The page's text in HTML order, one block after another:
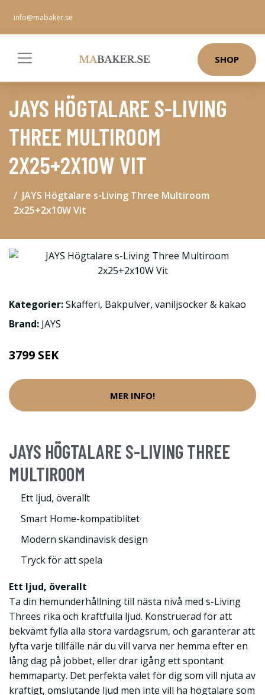
info@mabaker.se
SHOP
JAYS HÖGTALARE S-LIVING
THREE MULTIROOM
2X25+2X10W VIT
JAYS Högtalare s-Living Three Multiroom
2x25+2x10W Vit
Kategorier:Skafferi, Bakpulver, vaniljsocker & kakao
Brand: JAYS
3799 SEK
MER INFO!
JAYS HÖGTALARE S-LIVING THREE
MULTIROOM
Ett ljud, överallt
Smart Home-kompatiblitet
Modern skandinavisk design
Tryck för att spela
Ett ljud, överallt
Ta din hemunderhållning till nästa nivå med s-Living
Threes rika och kraftfulla ljud. Konstruerad för att
bekvämt fylla alla stora vardagsrum, och garanterar att
lyfta varje tillfälle när du vill varva ner hemma efter en
lång dag på jobbet, eller drar igång ett spontant
hemmaparty. Det perfekta valet för dig som vill njuta av
kraftigt, omslutande ljud men inte vill ha högtalare som